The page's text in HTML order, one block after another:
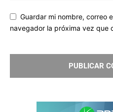
Guardar mi nombre, correo
navegador la próxima vez que